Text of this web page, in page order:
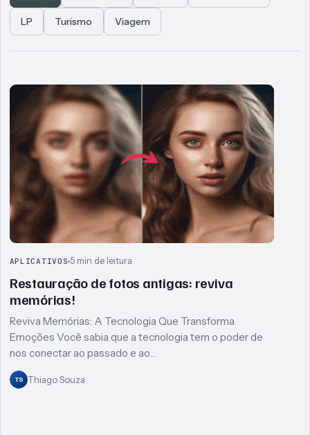
LP Turismo Viagem
Articles
APLICATIVOS 5 min de leitura
Restauração de fotos antigas: reviva
memórias!
Reviva Memórias: A Tecnologia Que Transforma
Emoções Você sabia que a tecnologia tem o poder de
nos conectar ao passado e ao…
TS Thiago Souza